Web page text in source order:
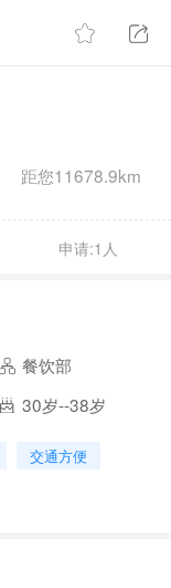
距您11678.9km
申请:1人
餐饮部
30岁--38岁
交通方便